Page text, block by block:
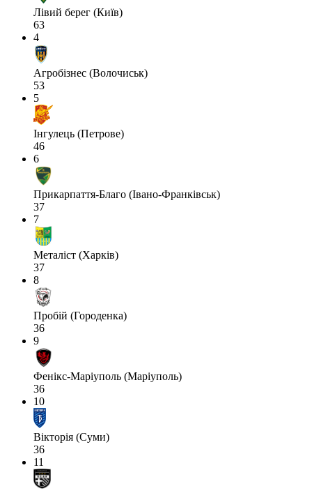
Лівий берег (Київ)
63
4
Агробізнес (Волочиськ)
53
5
Інгулець (Петрове)
46
6
Прикарпаття-Благо (Івано-Франківськ)
37
7
Металіст (Харків)
37
8
Пробій (Городенка)
36
9
Фенікс-Маріуполь (Маріуполь)
36
10
Вікторія (Суми)
36
11